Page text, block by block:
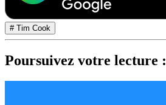
# Tim Cook
Poursuivez votre lecture :